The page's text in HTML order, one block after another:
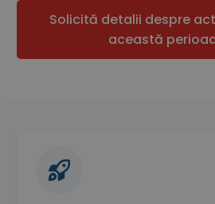
Solicită detalii despre
această